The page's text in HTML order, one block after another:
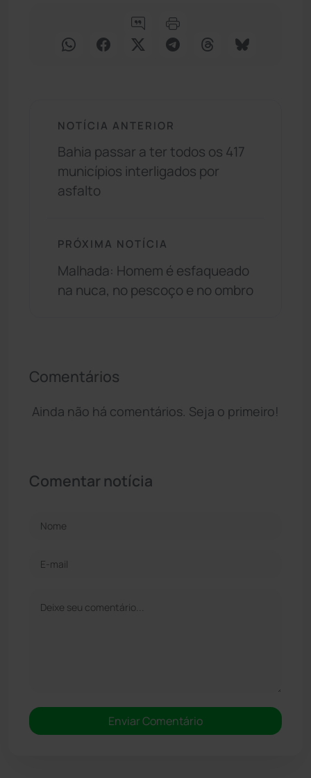
NOTÍCIA ANTERIOR
Bahia passar a ter todos os 417
municípios interligados por
asfalto
PRÓXIMA NOTÍCIA
Malhada: Homem é esfaqueado
na nuca, no pescoço e no ombro
Comentários
Ainda não há comentários. Seja o primeiro!
Comentar notícia